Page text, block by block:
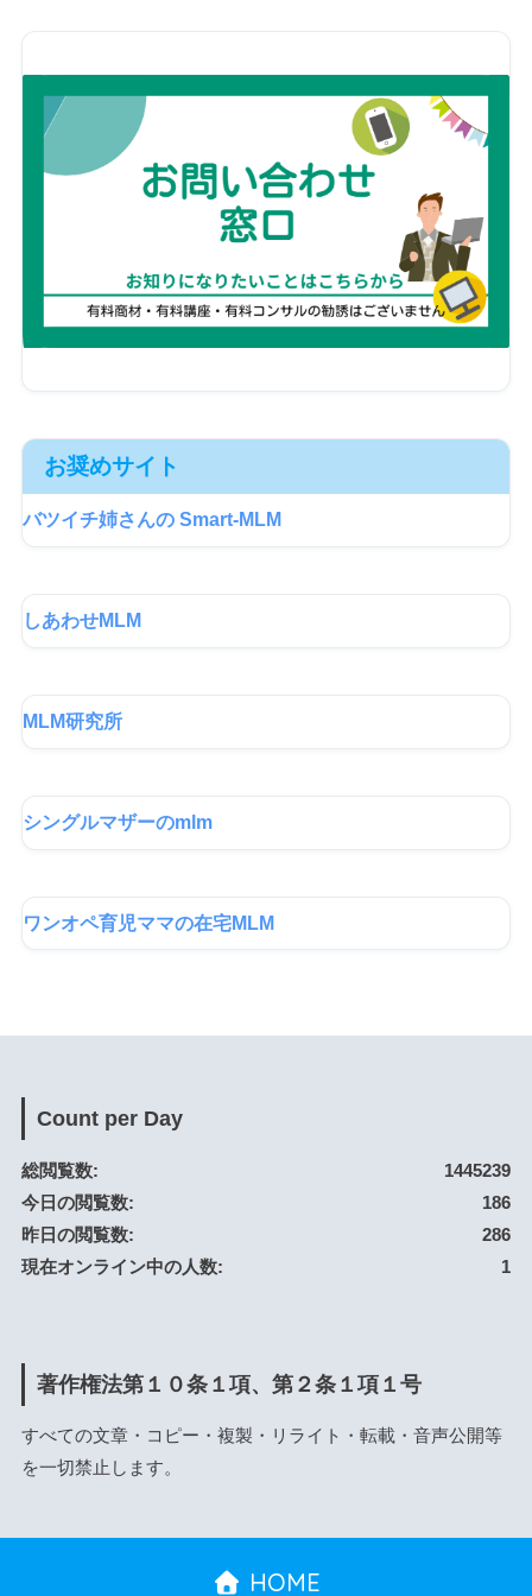
お奨めサイト
バツイチ姉さんの Smart-MLM
しあわせMLM
MLM研究所
シングルマザーのmlm
ワンオペ育児ママの在宅MLM
Count per Day
1445239
総閲覧数:
186
今日の閲覧数:
286
昨日の閲覧数:
1
現在オンライン中の人数:
著作権法第１０条１項、第２条１項１号
すべての文章・コピー・複製・リライト・転載・音声公開等
を一切禁止します。
HOME